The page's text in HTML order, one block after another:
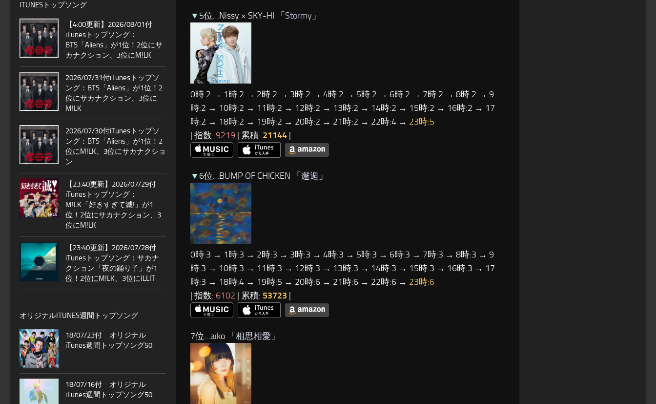
▼ 5位…Nissy × SKY-HI 「 Stormy 」
0時:2 → 1時:2 → 2時:2 → 3時:2 → 4時:2 → 5時:2 → 6時:2 → 7時:2 → 8時:2 → 9
時:2 → 10時:2 → 11時:2 → 12時:2 → 13時:2 → 14時:2 → 15時:2 → 16時:2 → 17
時:2 → 18時:2 → 19時:2 → 20時:2 → 21時:2 → 22時:4 → 23時:5
| 指数: 9219 | 累積: 21144 |
▼ 6位…BUMP OF CHICKEN 「 邂逅 」
0時:3 → 1時:3 → 2時:3 → 3時:3 → 4時:3 → 5時:3 → 6時:3 → 7時:3 → 8時:3 → 9
時:3 → 10時:3 → 11時:3 → 12時:3 → 13時:3 → 14時:3 → 15時:3 → 16時:3 → 17
時:3 → 18時:4 → 19時:5 → 20時:6 → 21時:6 → 22時:6 → 23時:6
| 指数: 6102 | 累積: 53723 |
7位…aiko 「 相思相愛 」
ITUNESトップソング
【4:00更新】2026/08/01付
iTunesトップソング：
BTS「Aliens」が1位！2位にサ
カナクション、3位にM!LK
2026/07/31付iTunesトップソ
ング：BTS「Aliens」が1位！2
位にサカナクション、3位に
M!LK
2026/07/30付iTunesトップソ
ング：BTS「Aliens」が1位！2
位にM!LK、3位にサカナクショ
ン
【23:40更新】2026/07/29付
iTunesトップソング：
M!LK「好きすぎて滅!」が1
位！2位にサカナクション、3
位にM!LK
【23:40更新】2026/07/28付
iTunesトップソング：サカナ
クション「夜の踊り子」が1
位！2位にM!LK、3位にILLIT
オリジナルITUNES週間トップソング
18/07/23付 オリジナル
iTunes週間トップソング50
18/07/16付 オリジナル
iTunes週間トップソング50